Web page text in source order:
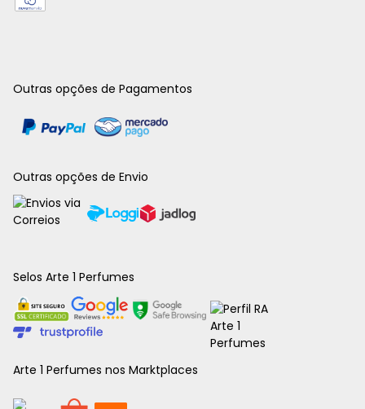
Outras opções de Pagamentos
Outras opções de Envio
Selos Arte 1 Perfumes
Arte 1 Perfumes nos Marktplaces